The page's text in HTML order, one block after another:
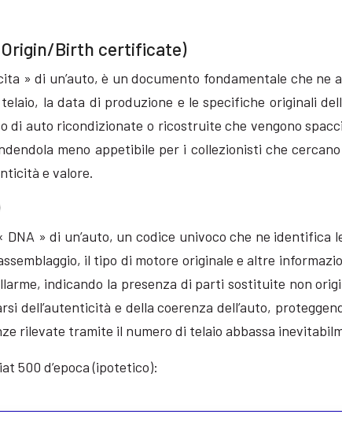
Birth certificate)
» di un’auto, è un documento fondamentale che ne
la data di produzione e le specifiche originali
di auto ricondizionate o ricostruite che vengono
meno appetibile per i collezionisti che
e valore.
» di un’auto, un codice univoco che ne
il tipo di motore originale e altre
indicando la presenza di parti sostituite non
dell’autenticità e della coerenza dell’auto,
rilevate tramite il numero di telaio abbassa
500 d’epoca (ipotetico):